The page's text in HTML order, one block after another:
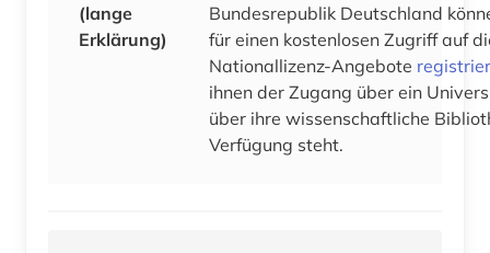
(lange
Erklärung)
Bundesrepublik Deutschland
für einen kostenlosen Zugriff auf
Nationallizenz-Angebote
ihnen der Zugang über ein
über ihre wissenschaftliche
Verfügung steht.